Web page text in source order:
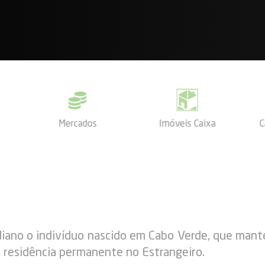
Mercados Imóveis Caixa
o indivíduo nascido em Cabo Verde, que
permanente no Estrangeiro.